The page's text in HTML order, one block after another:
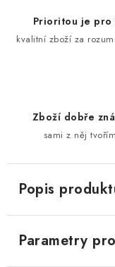
Prioritou je pro
kvalitní zboží za
Zboží dobře
sami z něj
Popis
Parametry